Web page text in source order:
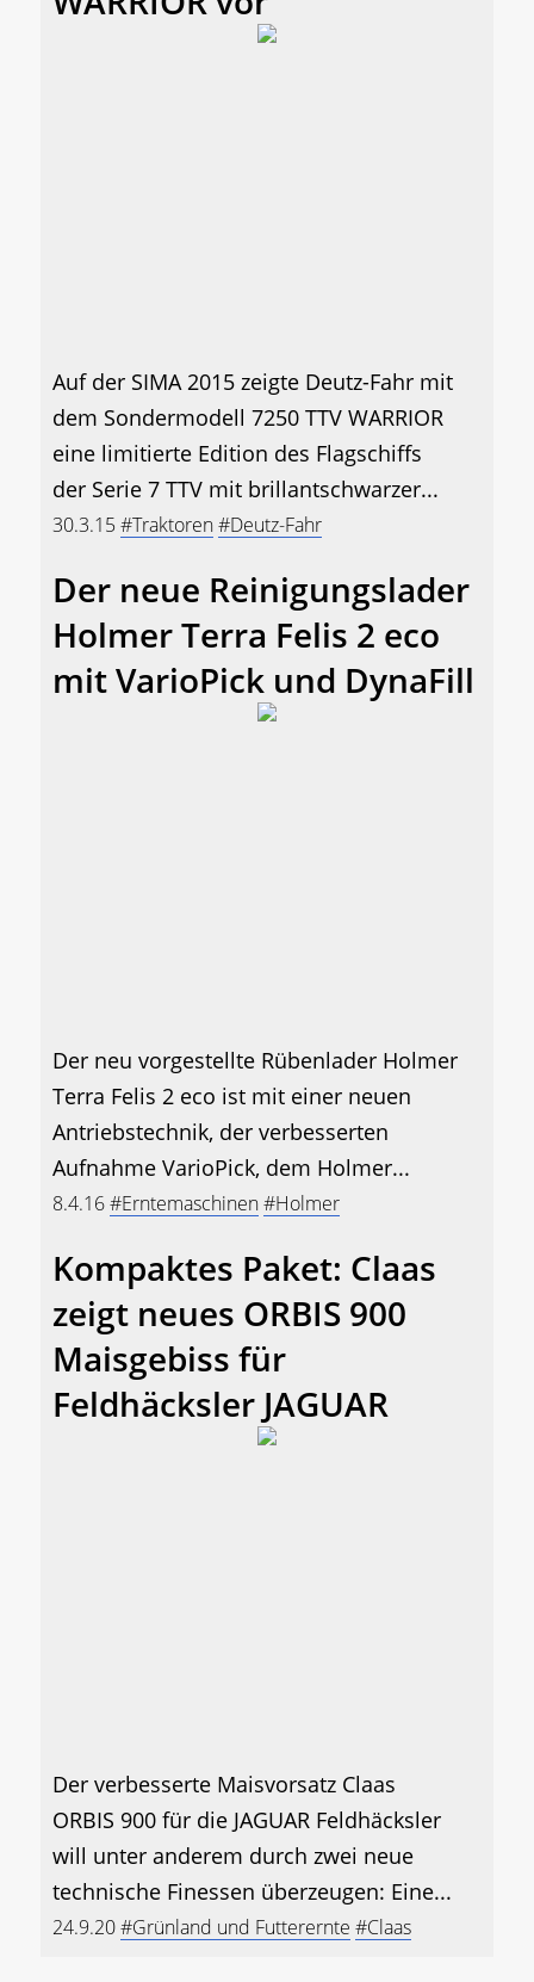
Auf der SIMA 2015 zeigte Deutz-Fahr mit
dem Sondermodell 7250 TTV WARRIOR
eine limitierte Edition des Flagschiffs
der Serie 7 TTV mit brillantschwarzer...
30.3.15#Traktoren#Deutz-Fahr
Der neue Reinigungslader
Holmer Terra Felis 2 eco
mit VarioPick und DynaFill
Der neu vorgestellte Rübenlader Holmer
Terra Felis 2 eco ist mit einer neuen
Antriebstechnik, der verbesserten
Aufnahme VarioPick, dem Holmer...
8.4.16#Erntemaschinen#Holmer
Kompaktes Paket: Claas
zeigt neues ORBIS 900
Maisgebiss für
Feldhäcksler JAGUAR
Der verbesserte Maisvorsatz Claas
ORBIS 900 für die JAGUAR Feldhäcksler
will unter anderem durch zwei neue
technische Finessen überzeugen: Eine...
24.9.20#Grünland und Futterernte #Claas